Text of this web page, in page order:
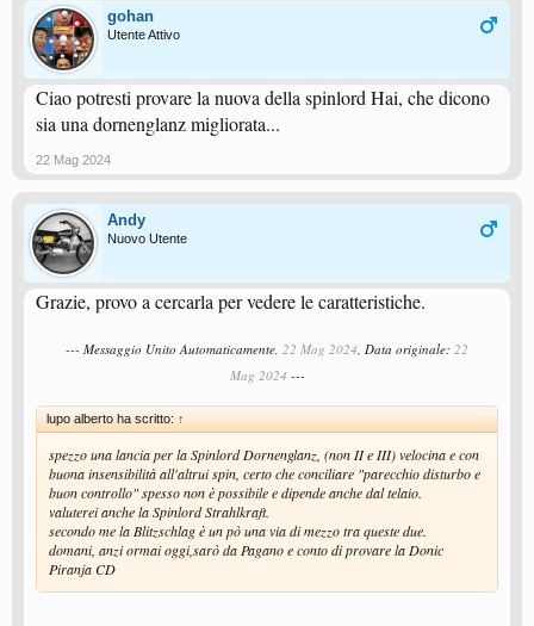
gohan
Utente Attivo
Ciao potresti provare la nuova della spinlord Hai, che dicono
sia una dornenglanz migliorata...
22 Mag 2024
Andy
Nuovo Utente
Grazie, provo a cercarla per vedere le caratteristiche.
--- Messaggio Unito Automaticamente, 22 Mag 2024, Data originale: 22
Mag 2024 ---
lupo alberto ha scritto: ↑
spezzo una lancia per la Spinlord Dornenglanz, (non II e III) velocina e con
buona insensibilità all'altrui spin, certo che conciliare "parecchio disturbo e
buon controllo" spesso non è possibile e dipende anche dal telaio.
valuterei anche la Spinlord Strahlkraft.
secondo me la Blitzschlag è un pò una via di mezzo tra queste due.
domani, anzi ormai oggi,sarò da Pagano e conto di provare la Donic
Piranja CD